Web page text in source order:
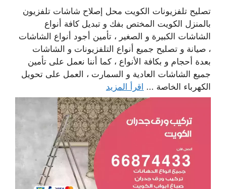
تصليح تلفزيونات الكويت محل إصلاح شاشات تلفزيون
بالمنزل الكويت المختص بفك و تبديل كافة أنواع
الشاشات الكبيرة و الصغير ، تأمين أجود أنواع الشاشات
، صيانة و تصليح جميع أنواع التلفزيونات و الشاشات
بعدة أحجام و بكافة الأنواع ، كما أننا نعمل على تأمين
جميع الشاشات العادية و السمارت ، العمل على تحويل
الكهرباء الخاصة ... اقرأ المزيد